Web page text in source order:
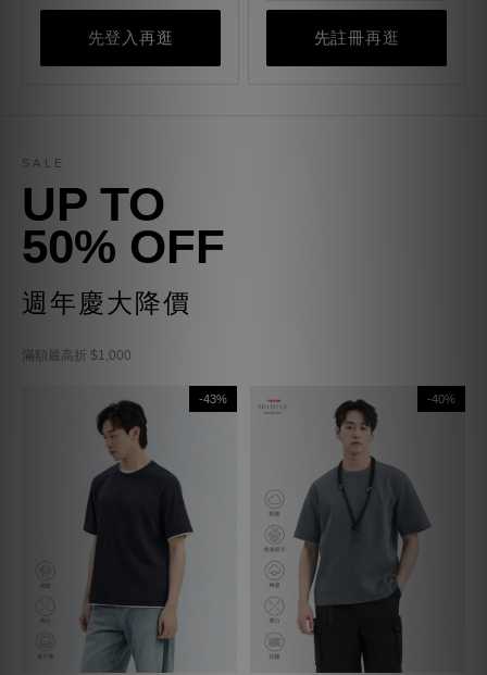
先登入再逛 先註冊再逛
SALE
UP TO
50% OFF
週年慶大降價
滿額最高折 $1,000
-43% -40%